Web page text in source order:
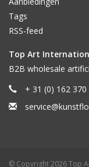
Tags
RSS-feed
Top Art
B2B wholesale
+ 31 (0) 162 370
© Copyright 2026 Top